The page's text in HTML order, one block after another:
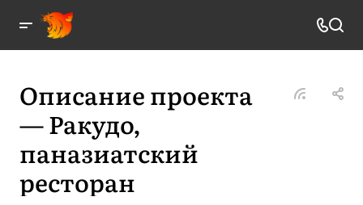
Описание проекта
— Ракудо,
паназиатский
ресторан